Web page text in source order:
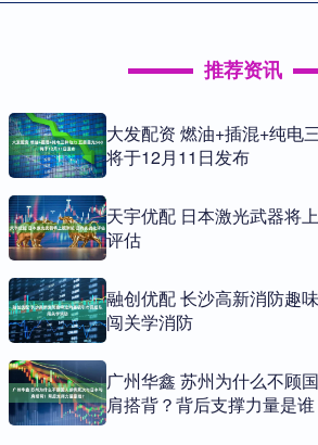
推荐资讯
大发配资 燃油+插混+纯电
将于12月11日发布
天宇优配 日本激光武器将
评估
融创优配 长沙高新消防趣
闯关学消防
广州华鑫 苏州为什么不顾
肩搭背？背后支撑力量是谁